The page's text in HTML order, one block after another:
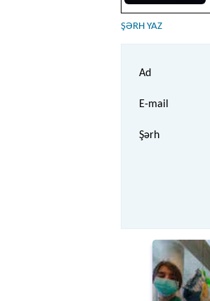
ŞƏRH YAZ
Ad
E-mail
Şərh